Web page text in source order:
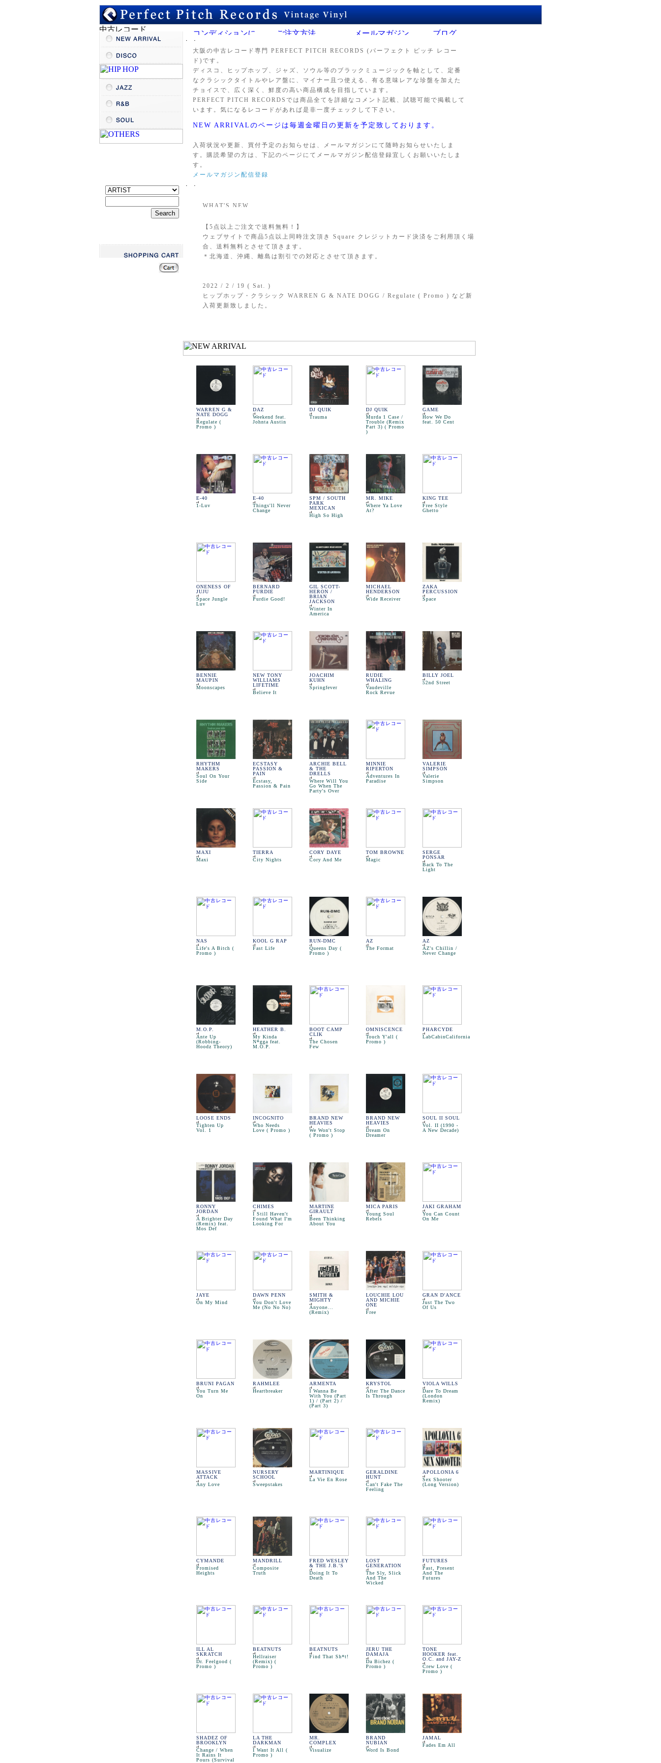
大阪の中古レコード 専門 PERFECT PITCH RECORDS (パーフェクト ピッチ レコー
ド)です。
ディスコ、ヒップホップ、ジャズ、ソウル等のブラックミュージックを軸として、定番
なクラシックタイトルやレア盤に、マイナー且つ使える、有る意味レアな珍盤を加えた
チョイスで、広く深く、鮮度の高い商品構成を目指しています。
PERFECT PITCH RECORDSでは商品全てを詳細なコメント記載、試聴可能で掲載して
います。気になるレコードがあれば是非一度チェックして下さい。
NEW ARRIVALのページは毎週金曜日の更新を予定致しております。
入荷状況や更新、買付予定のお知らせは、メールマガジンにて随時お知らせいたしま
す。購読希望の方は、下記のページにてメールマガジン配信登録宜しくお願いいたしま
す。
メールマガジン配信登録
【5点以上ご注文で送料無料！】
ウェブサイトで商品5点以上同時注文頂き Square クレジットカード決済をご利用頂く場
合、送料無料とさせて頂きます。
＊北海道、沖縄、離島は割引での対応とさせて頂きます。
2022 / 2 / 19 ( Sat. )
ヒップホップ・クラシック WARREN G & NATE DOGG / Regulate ( Promo ) など新
入荷更新致しました。
WARREN G &
NATE DOGG
Regulate (
Promo )
DAZ
Weekend feat.
Johnta Austin
DJ QUIK
Trauma
DJ QUIK
Murda 1 Case /
Trouble (Remix
Part 3) ( Promo
)
GAME
How We Do
feat. 50 Cent
E-40
1-Luv
E-40
Things'll Never
Change
SPM / SOUTH
PARK
MEXICAN
High So High
MR. MIKE
Where Ya Love
At?
KING TEE
Free Style
Ghetto
ONENESS OF
JUJU
Space Jungle
Luv
BERNARD
PURDIE
Purdie Good!
GIL SCOTT-
HERON /
BRIAN
JACKSON
Winter In
America
MICHAEL
HENDERSON
Wide Receiver
ZAKA
PERCUSSION
Space
BENNIE
MAUPIN
Moonscapes
NEW TONY
WILLIAMS
LIFETIME
Believe It
JOACHIM
KUHN
Springfever
RUDIE
WHALING
Vaudeville
Rock Revue
BILLY JOEL
52nd Street
RHYTHM
MAKERS
Soul On Your
Side
ECSTASY
PASSION &
PAIN
Ecstasy,
Passion & Pain
ARCHIE BELL
& THE
DRELLS
Where Will You
Go When The
Party's Over
MINNIE
RIPERTON
Adventures In
Paradise
VALERIE
SIMPSON
Valerie
Simpson
MAXI
Maxi
TIERRA
City Nights
CORY DAYE
Cory And Me
TOM BROWNE
Magic
SERGE
PONSAR
Back To The
Light
NAS
Life's A Bitch (
Promo )
KOOL G RAP
Fast Life
RUN-DMC
Queens Day (
Promo )
AZ
The Format
AZ
AZ's Chillin /
Never Change
M.O.P.
Ante Up
(Robbing-
Hoodz Theory)
HEATHER B.
My Kinda
N*gga feat.
M.O.P.
BOOT CAMP
CLIK
The Chosen
Few
OMNISCENCE
Touch Y'all (
Promo )
PHARCYDE
LabCabinCalifornia
LOOSE ENDS
Tighten Up
Vol. 1
INCOGNITO
Who Needs
Love ( Promo )
BRAND NEW
HEAVIES
We Won't Stop
( Promo )
BRAND NEW
HEAVIES
Dream On
Dreamer
SOUL II SOUL
Vol. II (1990 -
A New Decade)
RONNY
JORDAN
A Brighter Day
(Remix) feat.
Mos Def
CHIMES
I Still Haven't
Found What I'm
Looking For
MARTINE
GIRAULT
Been Thinking
About You
MICA PARIS
Young Soul
Rebels
JAKI GRAHAM
You Can Count
On Me
JAYE
On My Mind
DAWN PENN
You Don't Love
Me (No No No)
SMITH &
MIGHTY
Anyone...
(Remix)
LOUCHIE LOU
AND MICHIE
ONE
Free
GRAN D'ANCE
Just The Two
Of Us
BRUNI PAGAN
You Turn Me
On
RAHMLEE
Heartbreaker
ARMENTA
I Wanna Be
With You (Part
1) / (Part 2) /
(Part 3)
KRYSTOL
After The Dance
Is Through
VIOLA WILLS
Dare To Dream
(London
Remix)
MASSIVE
ATTACK
Any Love
NURSERY
SCHOOL
Sweepstakes
MARTINIQUE
La Vie En Rose
GERALDINE
HUNT
Can't Fake The
Feeling
APOLLONIA 6
Sex Shooter
(Long Version)
CYMANDE
Promised
Heights
MANDRILL
Composite
Truth
FRED WESLEY
& THE J.B.'S
Doing It To
Death
LOST
GENERATION
The Sly, Slick
And The
Wicked
FUTURES
Past, Present
And The
Futures
ILL AL
SKRATCH
Dr. Feelgood (
Promo )
BEATNUTS
Hellraiser
(Remix) (
Promo )
BEATNUTS
Find That Sh*t!
JERU THE
DAMAJA
Da Bichez (
Promo )
TONE
HOOKER feat.
O.C. and JAY-Z
Crew Love (
Promo )
SHADEZ OF
BROOKLYN
Change / When
It Rains It
Pours (Survival
LA THE
DARKMAN
I Want It All (
Promo )
MR.
COMPLEX
Visualize
BRAND
NUBIAN
Word Is Bond
JAMAL
Fades Em All